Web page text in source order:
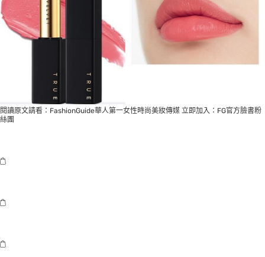
閱讀原文請看： FashionGuide華人第一女性時尚美妝傳媒 立即加入： FG官方臉書粉
絲團